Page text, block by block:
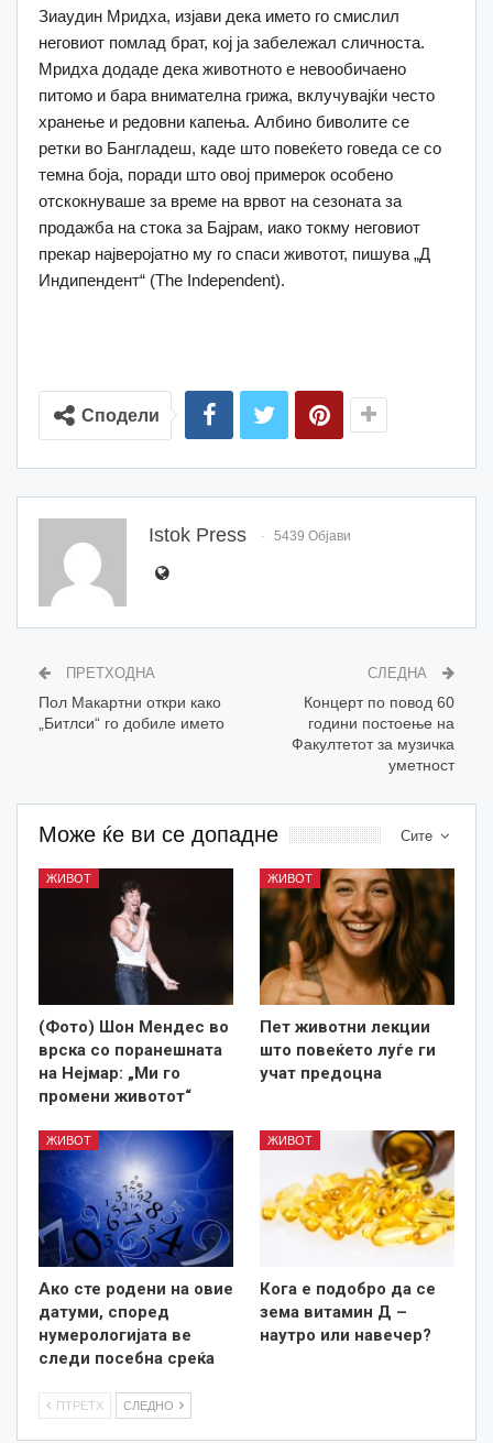
Зиаудин Мридха, изјави дека името го смислил
неговиот помлад брат, кој ја забележал сличноста.
Мридха додаде дека животното е невообичаено
питомо и бара внимателна грижа, вклучувајќи често
хранење и редовни капења. Албино биволите се
ретки во Бангладеш, каде што повеќето говеда се со
темна боја, поради што овој примерок особено
отскокнуваше за време на врвот на сезоната за
продажба на стока за Бајрам, иако токму неговиот
прекар најверојатно му го спаси животот, пишува „Д
Индипендент“ (The Independent).
Сподели
Istok Press 5439 Објави
ПРЕТХОДНА
Пол Макартни откри како
„Битлси“ го добиле името
СЛЕДНА
Концерт по повод 60
години постоење на
Факултетот за музичка
уметност
Сите
Може ќе ви се допадне
ЖИВОТ
(Фото) Шон Мендес во
врска со поранешната
на Нејмар: „Ми го
промени животот“
ЖИВОТ
Пет животни лекции
што повеќето луѓе ги
учат предоцна
ЖИВОТ
Ако сте родени на овие
датуми, според
нумерологијата ве
следи посебна среќа
ЖИВОТ
Кога е подобро да се
зема витамин Д –
наутро или навечер?
ПТРЕТХ СЛЕДНО